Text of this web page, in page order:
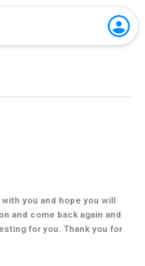
you and hope you will
and come back again and
for you. Thank you for